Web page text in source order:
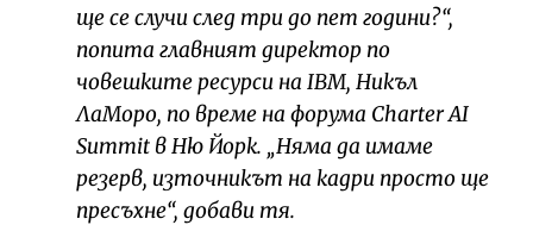
ще се случи след три до пет години?“,
попита главният директор по
човешките ресурси на IBM, Никъл
ЛаМоро, по време на форума Charter AI
Summit в Ню Йорк. „Няма да имаме
резерв, източникът на кадри просто ще
пресъхне“, добави тя.